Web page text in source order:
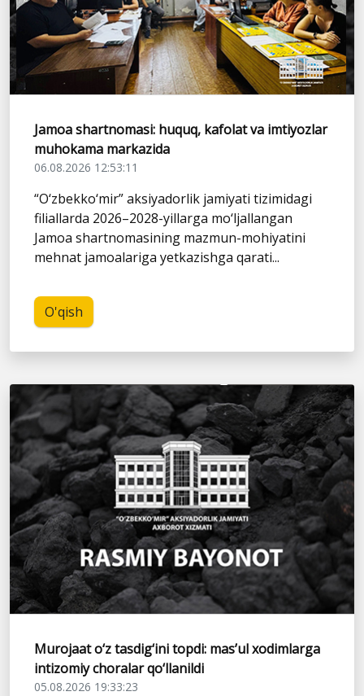
Jamoa shartnomasi: huquq, kafolat va imtiyozlar
muhokama markazida
06.08.2026 12:53:11
“O‘zbekko‘mir” aksiyadorlik jamiyati tizimidagi
filiallarda 2026–2028-yillarga mo‘ljallangan
Jamoa shartnomasining mazmun-mohiyatini
mehnat jamoalariga yetkazishga qarati...
O'qish
Murojaat o‘z tasdig‘ini topdi: mas’ul xodimlarga
intizomiy choralar qo‘llanildi
05.08.2026 19:33:23